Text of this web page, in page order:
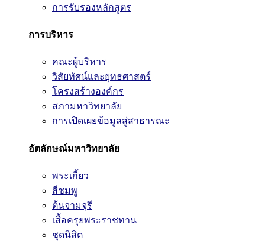
การรับรองหลักสูตร
การบริหาร
คณะผู้บริหาร
วิสัยทัศน์และยุทธศาสตร์
โครงสร้างองค์กร
สภามหาวิทยาลัย
การเปิดเผยข้อมูลสู่สาธารณะ
อัตลักษณ์มหาวิทยาลัย
พระเกี้ยว
สีชมพู
ต้นจามจุรี
เสื้อครุยพระราชทาน
ชุดนิสิต